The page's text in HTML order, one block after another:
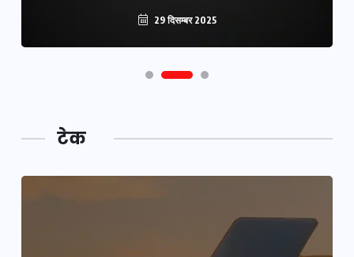
29 दिसम्बर 2025
टेक